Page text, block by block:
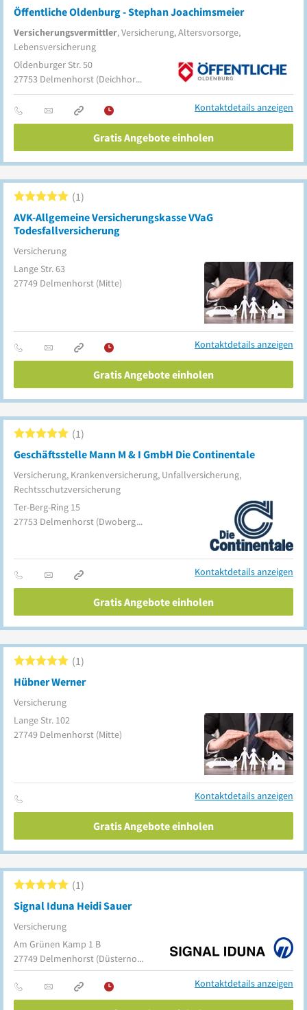
Öffentliche Oldenburg - Stephan Joachimsmeier
Versicherungsvermittler, Versicherung, Altersvorsorge,
Lebensversicherung
Oldenburger Str. 50
27753 Delmenhorst (Deichhorst)
Kontaktdetails anzeigen
Gratis Angebote einholen
AVK-Allgemeine Versicherungskasse VVaG
Todesfallversicherung
Versicherung
1
Lange Str. 63
27749 Delmenhorst (Mitte)
Kontaktdetails anzeigen
Gratis Angebote einholen
Geschäftsstelle Mann M & I GmbH Die Continentale
Versicherung, Krankenversicherung, Unfallversicherung,
Rechtsschutzversicherung
1
Ter-Berg-Ring 15
27753 Delmenhorst (Dwoberg/Ströhen)
Kontaktdetails anzeigen
Gratis Angebote einholen
Hübner Werner
Versicherung
1
Lange Str. 102
27749 Delmenhorst (Mitte)
Kontaktdetails anzeigen
Gratis Angebote einholen
Signal Iduna Heidi Sauer
Versicherung
1
Am Grünen Kamp 1 B
27749 Delmenhorst (Düsternort)
Kontaktdetails anzeigen